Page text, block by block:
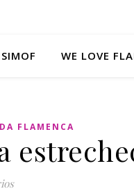
SIMOF WE LOVE
FLAMENCA